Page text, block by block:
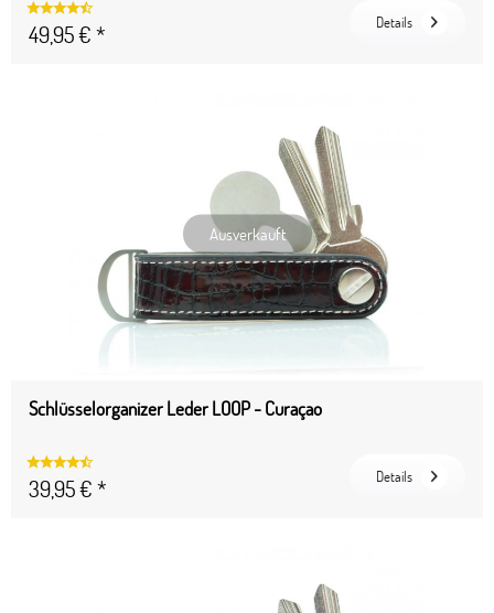
49,95 € * Details
Ausverkauft
Schlüsselorganizer Leder LOOP - Curaçao
39,95 € * Details